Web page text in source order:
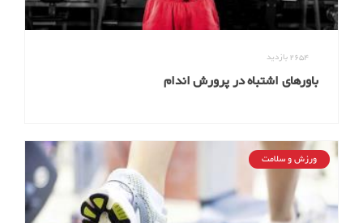
2654بازدید
باورهای اشتباه در پرورش اندام
ورزش و سلامت